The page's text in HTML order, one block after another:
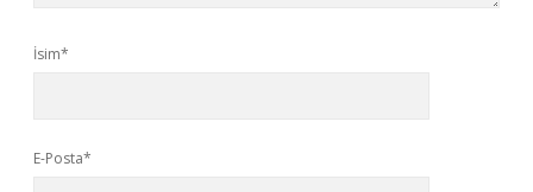
İsim*
E-Posta*